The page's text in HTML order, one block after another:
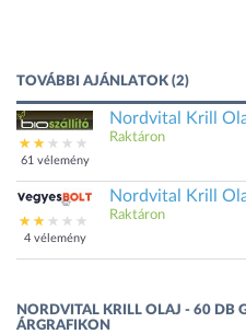
TOVÁBBI AJÁNLATOK (2)
61 vélemény
Nordvital Krill
Raktáron
4 vélemény
Nordvital Krill
Raktáron
NORDVITAL KRILL OLAJ - 60 DB
ÁRGRAFIKON